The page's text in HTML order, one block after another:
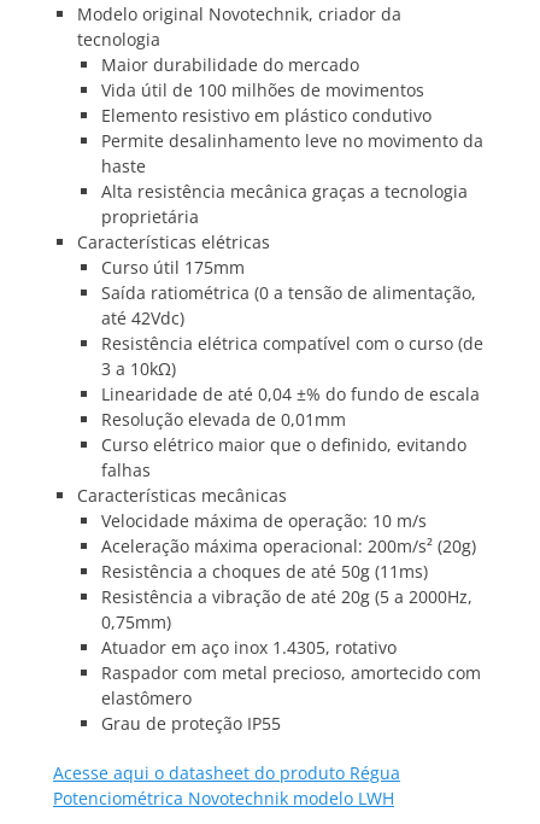
Modelo original Novotechnik, criador da
tecnologia
Maior durabilidade do mercado
Vida útil de 100 milhões de movimentos
Elemento resistivo em plástico condutivo
Permite desalinhamento leve no movimento da
haste
Alta resistência mecânica graças a tecnologia
proprietária
Características elétricas
Curso útil 175mm
Saída ratiométrica (0 a tensão de alimentação,
até 42Vdc)
Resistência elétrica compatível com o curso (de
3 a 10kΩ)
Linearidade de até 0,04 ±% do fundo de escala
Resolução elevada de 0,01mm
Curso elétrico maior que o definido, evitando
falhas
Características mecânicas
Velocidade máxima de operação: 10 m/s
Aceleração máxima operacional: 200m/s² (20g)
Resistência a choques de até 50g (11ms)
Resistência a vibração de até 20g (5 a 2000Hz,
0,75mm)
Atuador em aço inox 1.4305, rotativo
Raspador com metal precioso, amortecido com
elastômero
Grau de proteção IP55
Acesse aqui o datasheet do produto Régua
Potenciométrica Novotechnik modelo LWH